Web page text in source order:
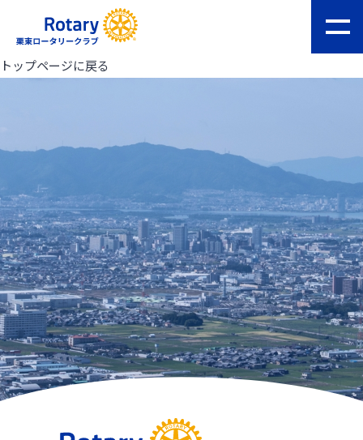
トップページに戻る